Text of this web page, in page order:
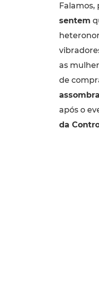
Falamos,
sentem
as
de
após o
da